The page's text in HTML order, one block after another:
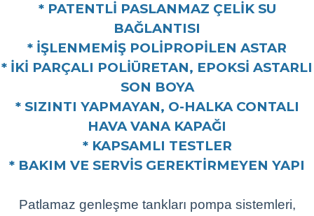
* PATENTLİ PASLANMAZ ÇELİK SU
BAĞLANTISI
* İŞLENMEMİŞ POLİPROPİLEN ASTAR
* İKİ PARÇALI POLİÜRETAN, EPOKSİ ASTARLI
SON BOYA
* SIZINTI YAPMAYAN, O-HALKA CONTALI
HAVA VANA KAPAĞI
* KAPSAMLI TESTLER
* BAKIM VE SERVİS GEREKTİRMEYEN YAPI
Patlamaz genleşme tankları pompa sistemleri,